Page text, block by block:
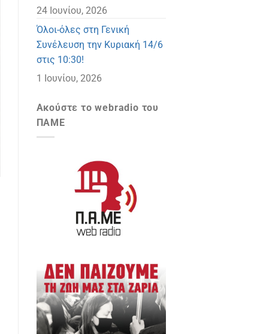
24 Ιουνίου, 2026
Όλοι-όλες στη Γενική
Συνέλευση την Κυριακή 14/6
στις 10:30!
1 Ιουνίου, 2026
Ακούστε το webradio του
ΠΑΜΕ